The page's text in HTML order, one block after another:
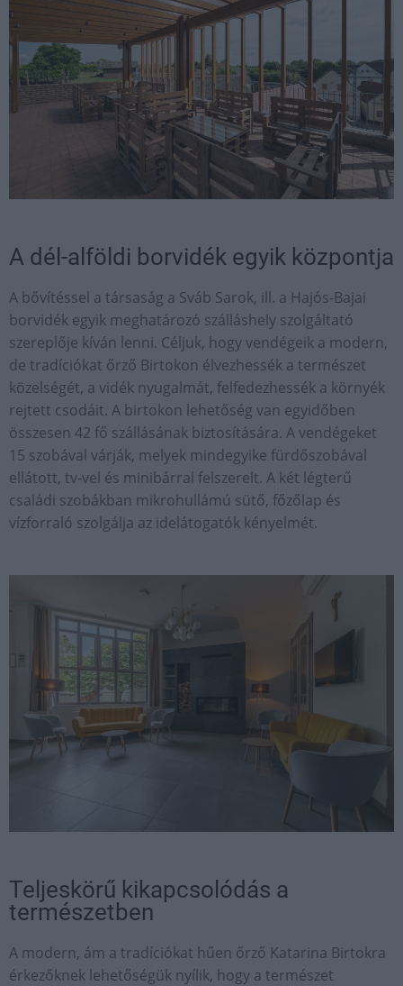
A dél-alföldi borvidék egyik központja
A bővítéssel a társaság a Sváb Sarok, ill. a Hajós-Bajai
borvidék egyik meghatározó szálláshely szolgáltató
szereplője kíván lenni. Céljuk, hogy vendégeik a modern,
de tradíciókat őrző Birtokon élvezhessék a természet
közelségét, a vidék nyugalmát, felfedezhessék a környék
rejtett csodáit. A birtokon lehetőség van egyidőben
összesen 42 fő szállásának biztosítására. A vendégeket
15 szobával várják, melyek mindegyike fürdőszobával
ellátott, tv-vel és minibárral felszerelt. A két légterű
családi szobákban mikrohullámú sütő, főzőlap és
vízforraló szolgálja az idelátogatók kényelmét.
Teljeskörű kikapcsolódás a
természetben
A modern, ám a tradíciókat hűen őrző Katarina Birtokra
érkezőknek lehetőségük nyílik, hogy a természet